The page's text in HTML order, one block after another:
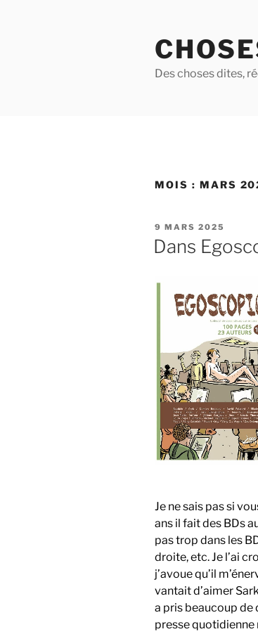
Des choses dites,
MOIS : MARS
PUBLIÉ
LE
9 MARS 2025
Dans
Je ne sais pas si
ans il fait des BDs
pas trop dans les
droite, etc. Je l’ai
j’avoue qu’il
vantait d’aimer
a pris beaucoup de
presse quotidienne